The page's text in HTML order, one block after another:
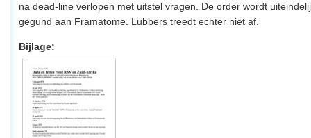
na dead-line verlopen met uitstel vragen. De order wordt
gegund aan Framatome. Lubbers treedt echter niet af.
Bijlage: